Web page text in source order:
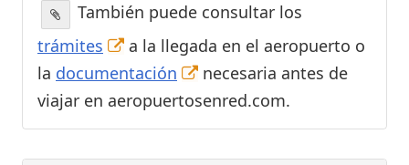
También puede consultar los
trámites
a la llegada en el aeropuerto o
la documentación
necesaria antes de
viajar en aeropuertosenred.com.